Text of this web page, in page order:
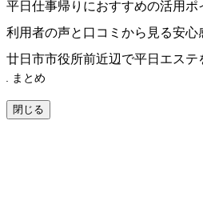
平日仕事帰りにおすすめの活用ポ
利用者の声と口コミから見る安心
廿日市市役所前近辺で平日エステ
まとめ
閉じる